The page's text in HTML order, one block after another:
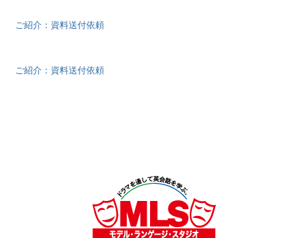
ご紹介：資料送付依頼
ご紹介：資料送付依頼